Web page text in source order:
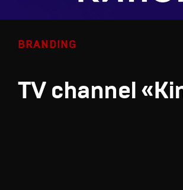
BRANDING
TV channel